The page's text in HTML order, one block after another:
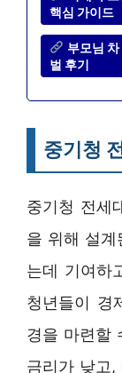
핵심 가이드
부모님
벌 후기
중기청
중기청 전세
을 위해 설
는데 기여하
청년들이 경
경을 마련할
금리가 낮고,